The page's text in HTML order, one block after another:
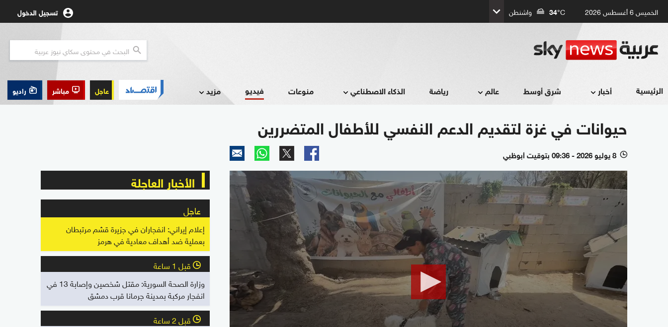
الخميس 6 أغسطس 2026 34°C واشنطن تسجيل الدخول
الرئيسية أخبار شرق أوسط عالم رياضة الذكاء الاصطناعي منوعات فيديو مزيد عاجل مباشر راديو
حيوانات في غزة لتقديم الدعم النفسي للأطفال المتضررين
l 8 يوليو 2026 - 09:36 بتوقيت أبوظبي
0
seconds
2
minutes,
secondsVolume
90%
الأخبار العاجلة
عاجل
إعلام إيراني: انفجاران في جزيرة قشم مرتبطان
بعملية ضد أهداف معادية في هرمز
l قبل 1 ساعة
وزارة الصحة السورية: مقتل شخصين وإصابة 13 في
انفجار مركبة بمدينة جرمانا قرب دمشق
l قبل 2 ساعة